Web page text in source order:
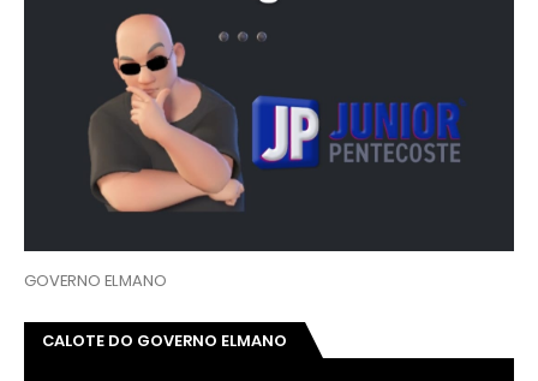
GOVERNO ELMANO
CALOTE DO GOVERNO ELMANO